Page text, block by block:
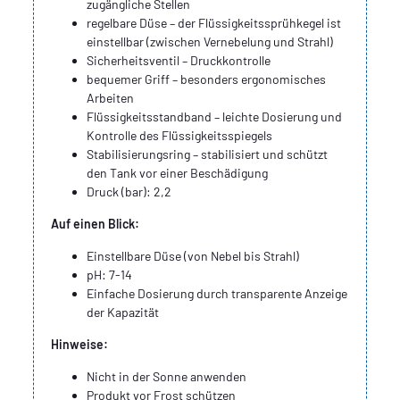
zugängliche Stellen
regelbare Düse – der Flüssigkeitssprühkegel ist
einstellbar (zwischen Vernebelung und Strahl)
Sicherheitsventil – Druckkontrolle
bequemer Griff – besonders ergonomisches
Arbeiten
Flüssigkeitsstandband – leichte Dosierung und
Kontrolle des Flüssigkeitsspiegels
Stabilisierungsring – stabilisiert und schützt
den Tank vor einer Beschädigung
Druck (bar): 2,2
Auf einen Blick:
Einstellbare Düse (von Nebel bis Strahl)
pH: 7-14
Einfache Dosierung durch transparente Anzeige
der Kapazität
Hinweise:
Nicht in der Sonne anwenden
Produkt vor Frost schützen